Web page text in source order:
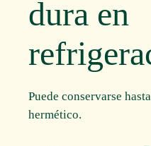
dura en
Puede conservarse
hermético.